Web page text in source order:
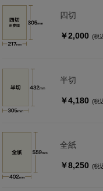
四切
￥2,000 (税
半切
￥4,180 (税
全紙
￥8,250 (税